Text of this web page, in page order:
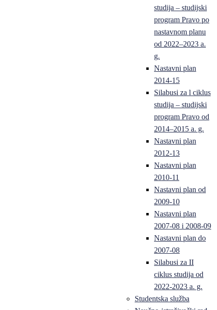
studija – studijski
program Pravo po
nastavnom planu
od 2022–2023 a.
g.
Nastavni plan
2014-15
Silabusi za l ciklus
studija – studijski
program Pravo od
2014–2015 a. g.
Nastavni plan
2012-13
Nastavni plan
2010-11
Nastavni plan od
2009-10
Nastavni plan
2007-08 i 2008-09
Nastavni plan do
2007-08
Silabusi za II
ciklus studija od
2022-2023 a. g.
Studentska služba